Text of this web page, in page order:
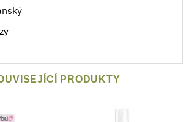
PRODUKTY